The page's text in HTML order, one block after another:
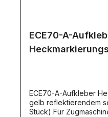
ECE70-A-
ECE70-A-Aufkleber
gelb reflektierendem
Stück) Für